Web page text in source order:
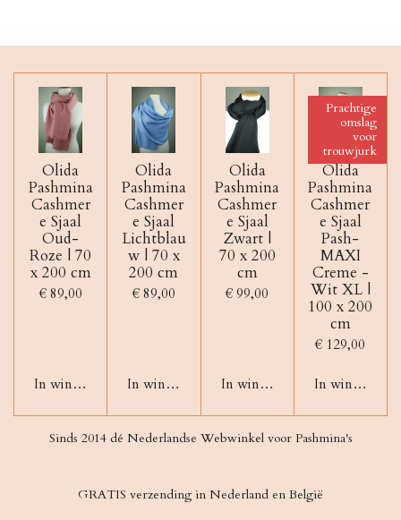
Olida
Pashmina
Cashmer
e Sjaal
Oud-
Roze | 70
x 200 cm
€ 89,00
In winkelwagen
Olida
Pashmina
Cashmer
e Sjaal
Lichtblau
w | 70 x
200 cm
€ 89,00
In winkelwagen
Olida
Pashmina
Cashmer
e Sjaal
Zwart |
70 x 200
cm
€ 99,00
In winkelwagen
Prachtige
omslag
voor
trouwjurk
Olida
Pashmina
Cashmer
e Sjaal
Pash-
MAXI
Creme -
Wit XL |
100 x 200
cm
€ 129,00
In
Sinds 2014 dé Nederlandse Webwinkel voor Pashmina's
GRATIS verzending in Nederland en België